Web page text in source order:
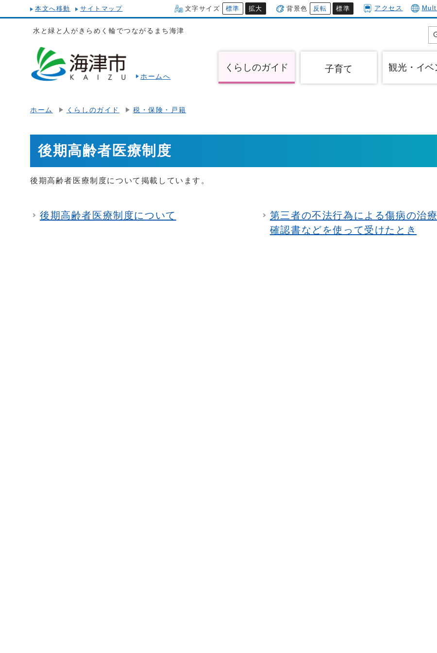
本文へ移動 サイトマップ 文字サイズ 標準 拡大 背景色 反転 標準 アクセス
水と緑と人がきらめく輪でつながるまち海津
ホームへ
くらしのガイド 子育て 観光・イベ
ホーム くらしのガイド 税・保険・戸籍
後期高齢者医療制度
後期高齢者医療制度について掲載しています。
後期高齢者医療制度について
第三者の不法行為による傷病の治
確認書などを使って受けたとき